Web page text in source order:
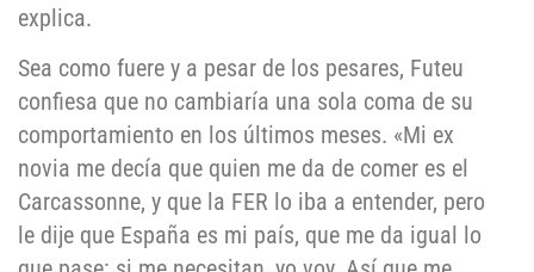
explica.
Sea como fuere y a pesar de los pesares, Futeu
confiesa que no cambiaría una sola coma de su
comportamiento en los últimos meses. «Mi ex
novia me decía que quien me da de comer es el
Carcassonne, y que la FER lo iba a entender, pero
le dije que España es mi país, que me da igual lo